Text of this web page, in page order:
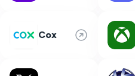
Cox